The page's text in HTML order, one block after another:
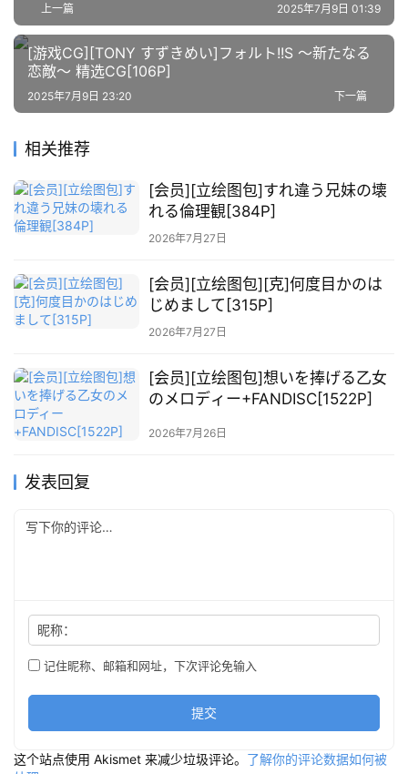
绘
图
库
于
站
上一篇 2025年7月9日 01:39
[游戏CG][TONY すずきめい]フォルト!!S ～新たなる
恋敵～ 精选CG[106P]
下一篇
2025年7月9日 23:20
相关推荐
[会员][立绘图包]すれ違う兄妹の壊
れる倫理観[384P]
2026年7月27日
[会员][立绘图包][克]何度目かのは
じめまして[315P]
2026年7月27日
[会员][立绘图包]想いを捧げる乙女
のメロディー+FANDISC[1522P]
2026年7月26日
发表回复
昵称：
记住昵称、邮箱和网址，下次评论免输入
提交
这个站点使用 Akismet 来减少垃圾评论。 了解你的评论数据如何被